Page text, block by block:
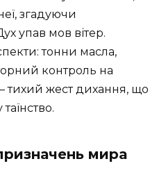
згадуючи
упав мов вітер.
тонни масла,
контроль на
тихий жест дихання, що
мира